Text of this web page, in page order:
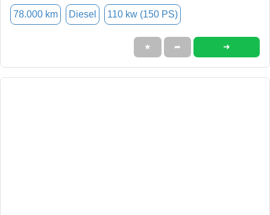
78.000 km Diesel 110 kw (150 PS)
★ ➦ ➜